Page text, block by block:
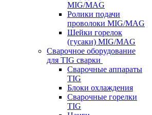
MIG/MAG
Ролики подачи
проволоки MIG/MAG
Шейки горелок
(гусаки) MIG/MAG
Сварочное оборудование
для TIG сварки
Сварочные аппараты
TIG
Блоки охлаждения
Сварочные горелки
TIG